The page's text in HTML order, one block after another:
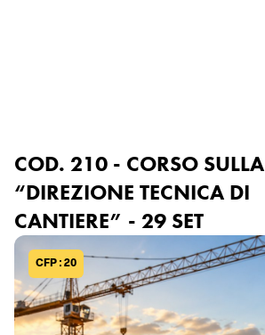
COD. 210 - CORSO SULLA
“DIREZIONE TECNICA DI
CANTIERE” - 29 SET
CFP : 20